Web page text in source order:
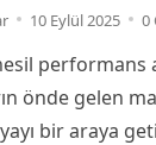
10 Eylül 2025 0
performans
önde gelen
bir araya